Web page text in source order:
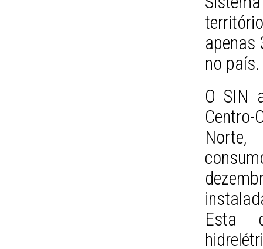
apenas
no país.
O SIN
Centro-
Esta